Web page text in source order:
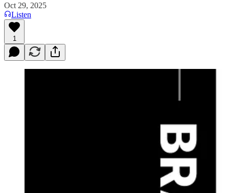
Oct 29, 2025
Listen
1